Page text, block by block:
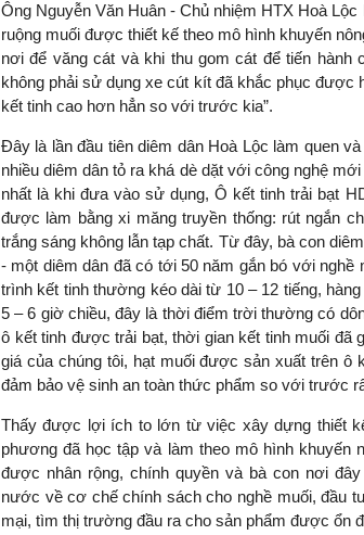
Ông Nguyễn Văn Huân - Chủ nhiệm HTX Hoà
ruộng muối được thiết kế theo mô hình khuyến
nơi để văng cát và khi thu gom cát để tiến
không phải sử dụng xe cút kít đã khắc phục
kết tinh cao hơn hẳn so với trước kia”.
Đây là lần đầu tiên diêm dân Hoà Lộc làm quen
nhiều diêm dân tỏ ra khá dè dặt với công nghệ
nhất là khi đưa vào sử dụng, Ô kết tinh trải bạt
được làm bằng xi măng truyền thống: rút ngắn
trắng sáng không lẫn tạp chất. Từ đây, bà con
- một diêm dân đã có tới 50 năm gắn bó với nghề
trình kết tinh thường kéo dài từ 10 – 12 tiếng,
5 – 6 giờ chiều, đây là thời điểm trời thường có
ô kết tinh được trải bạt, thời gian kết tinh muối đã
giá của chúng tôi, hạt muối được sản xuất trên ô
đảm bảo vệ sinh an toàn thức phẩm so với trước
Thấy được lợi ích to lớn từ việc xây dựng thiết
phương đã học tập và làm theo mô hình khuyến
được nhân rộng, chính quyền và bà con nơi
nước về cơ chế chính sách cho nghề muối, đầu
mại, tìm thị trường đầu ra cho sản phẩm được ổn